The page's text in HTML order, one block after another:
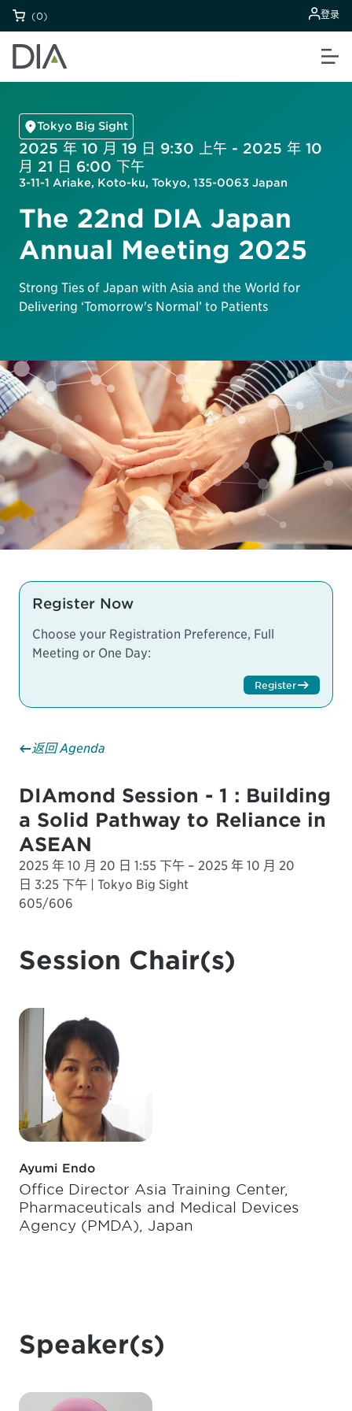
(0) 登录
Tokyo Big Sight
2025 年 10 月 19 日 9:30 上午 - 2025 年 10
月 21 日 6:00 下午
3-11-1 Ariake, Koto-ku, Tokyo, 135-0063 Japan
The 22nd DIA Japan
Annual Meeting 2025
Strong Ties of Japan with Asia and the World for
Delivering ‘Tomorrow's Normal’ to Patients
Register Now
Choose your Registration Preference, Full
Meeting or One Day:
Register
返回 Agenda
DIAmond Session - 1 : Building
a Solid Pathway to Reliance in
ASEAN
2025 年 10 月 20 日 1:55 下午 – 2025 年 10 月 20
日 3:25 下午 | Tokyo Big Sight
605/606
Session Chair(s)
Ayumi Endo
Office Director Asia Training Center,
Pharmaceuticals and Medical Devices
Agency (PMDA), Japan
Speaker(s)